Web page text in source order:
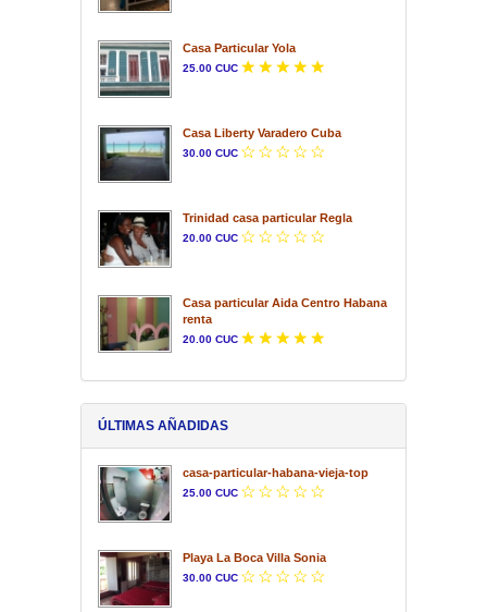
Casa Particular Yola
25.00 CUC
Casa Liberty Varadero Cuba
30.00 CUC
Trinidad casa particular Regla
20.00 CUC
Casa particular Aida Centro Habana
renta
20.00 CUC
ÚLTIMAS AÑADIDAS
casa-particular-habana-vieja-top
25.00 CUC
Playa La Boca Villa Sonia
30.00 CUC